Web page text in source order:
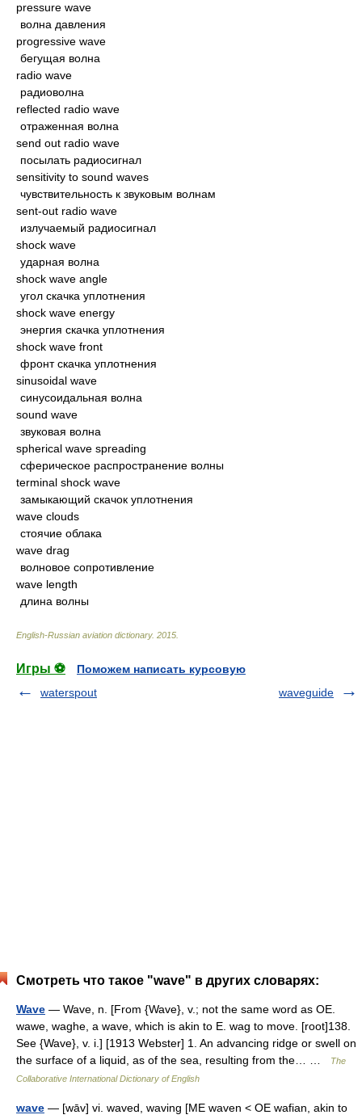
pressure wave
волна давления
progressive wave
бегущая волна
radio wave
радиоволна
reflected radio wave
отраженная волна
send out radio wave
посылать радиосигнал
sensitivity to sound waves
чувствительность к звуковым волнам
sent-out radio wave
излучаемый радиосигнал
shock wave
ударная волна
shock wave angle
угол скачка уплотнения
shock wave energy
энергия скачка уплотнения
shock wave front
фронт скачка уплотнения
sinusoidal wave
синусоидальная волна
sound wave
звуковая волна
spherical wave spreading
сферическое распространение волны
terminal shock wave
замыкающий скачок уплотнения
wave clouds
стоячие облака
wave drag
волновое сопротивление
wave length
длина волны
English-Russian aviation dictionary. 2015
Игры ⚽
Поможем написать курсовую
waterspout
waveguide
Смотреть что такое "wave" в других словарях:
Wave — Wave, n. [From {Wave}, v.; not the same word as OE.
wawe, waghe, a wave, which is akin to E. wag to move. [root]138.
See {Wave}, v. i.] [1913 Webster] 1. An advancing ridge or swell on
the surface of a liquid, as of the sea, resulting from the… …
The
Collaborative International Dictionary of English
wave — [wāv] vi. waved, waving [ME waven < OE wafian, akin to